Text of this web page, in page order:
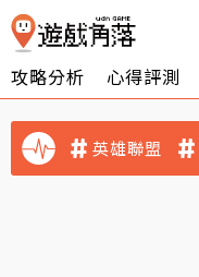
攻略分析 心得評測
英雄聯盟